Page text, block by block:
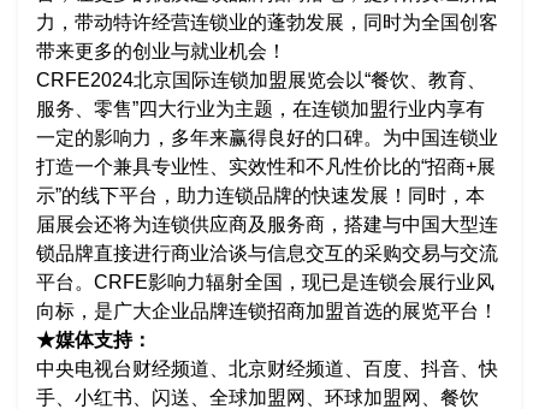
力，带动特许经营连锁业的蓬勃发展，同时为全国创客
带来更多的创业与就业机会！
CRFE2024北京国际连锁加盟展览会以“餐饮、教育、
服务、零售”四大行业为主题，在连锁加盟行业内享有
一定的影响力，多年来赢得良好的口碑。为中国连锁业
打造一个兼具专业性、实效性和不凡性价比的“招商+展
示”的线下平台，助力连锁品牌的快速发展！同时，本
届展会还将为连锁供应商及服务商，搭建与中国大型连
锁品牌直接进行商业洽谈与信息交互的采购交易与交流
平台。CRFE影响力辐射全国，现已是连锁会展行业风
向标，是广大企业品牌连锁招商加盟首选的展览平台！
★媒体支持：
中央电视台财经频道、北京财经频道、百度、抖音、快
手、小红书、闪送、全球加盟网、环球加盟网、餐饮